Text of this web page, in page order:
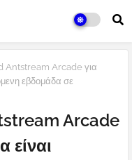
Antstream Arcade για
εβδομάδα σε
Arcade
είναι